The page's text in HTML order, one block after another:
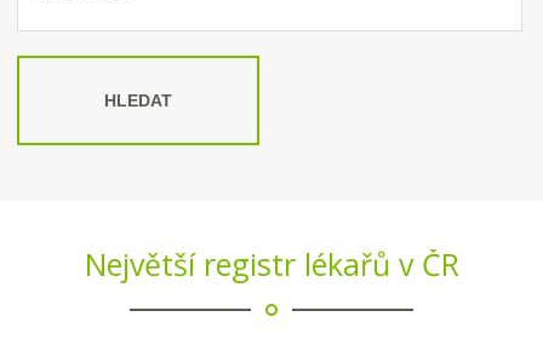
HLEDAT
Největší registr lékařů v ČR